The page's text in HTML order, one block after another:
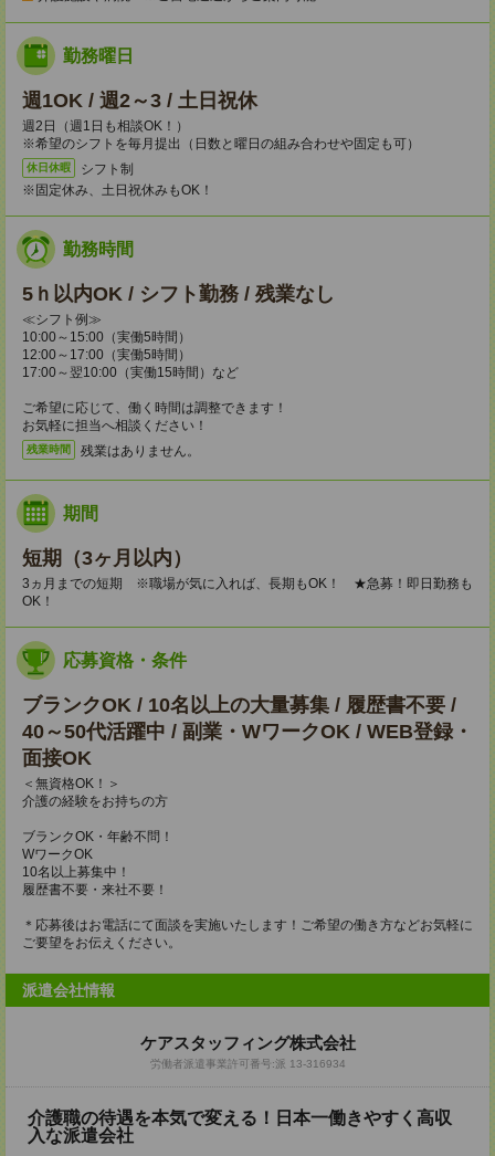
勤務曜日
週1OK / 週2～3 / 土日祝休
週2日（週1日も相談OK！）
※希望のシフトを毎月提出（日数と曜日の組み合わせや固定も可）
休日休暇
シフト制
※固定休み、土日祝休みもOK！
勤務時間
5ｈ以内OK / シフト勤務 / 残業なし
≪シフト例≫
10:00～15:00（実働5時間）
12:00～17:00（実働5時間）
17:00～翌10:00（実働15時間）など
ご希望に応じて、働く時間は調整できます！
お気軽に担当へ相談ください！
残業時間 残業はありません。
期間
短期（3ヶ月以内）
3ヵ月までの短期 ※職場が気に入れば、長期もOK！ ★急募！即日勤務も
OK！
応募資格・条件
ブランクOK / 10名以上の大量募集 / 履歴書不要 /
40～50代活躍中 / 副業・WワークOK / WEB登録・
面接OK
＜無資格OK！＞
介護の経験をお持ちの方
ブランクOK・年齢不問！
WワークOK
10名以上募集中！
履歴書不要・来社不要！
＊応募後はお電話にて面談を実施いたします！ご希望の働き方などお気軽に
ご要望をお伝えください。
派遣会社情報
ケアスタッフィング株式会社
労働者派遣事業許可番号:派 13-316934
介護職の待遇を本気で変える！日本一働きやすく高収
入な派遣会社